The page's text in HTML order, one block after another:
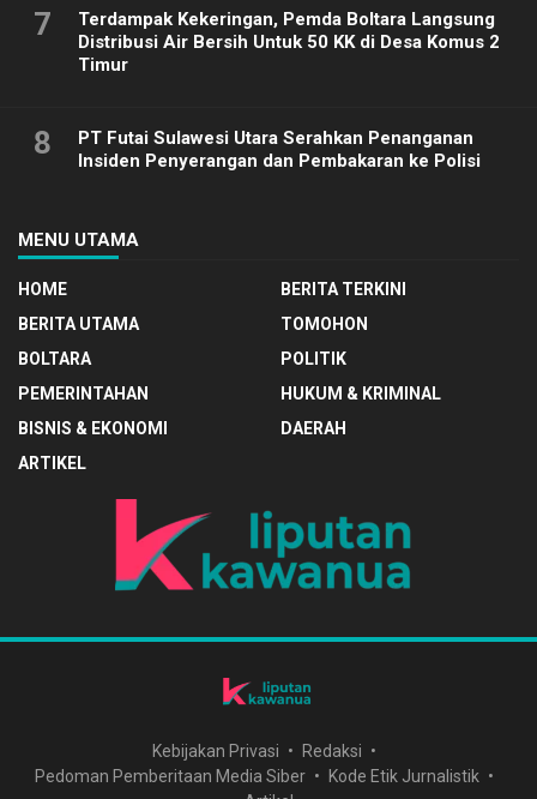
7
Terdampak Kekeringan, Pemda Boltara Langsung
Distribusi Air Bersih Untuk 50 KK di Desa Komus 2
Timur
8
PT Futai Sulawesi Utara Serahkan Penanganan
Insiden Penyerangan dan Pembakaran ke Polisi
MENU UTAMA
HOME
BERITA TERKINI
BERITA UTAMA
TOMOHON
BOLTARA
POLITIK
PEMERINTAHAN
HUKUM & KRIMINAL
BISNIS & EKONOMI
DAERAH
ARTIKEL
Kebijakan Privasi
Redaksi
Pedoman Pemberitaan Media Siber
Kode Etik Jurnalistik